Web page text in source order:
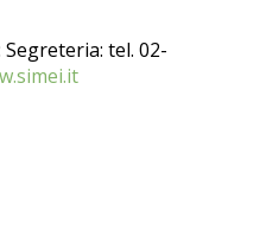
Segreteria: tel. 02-